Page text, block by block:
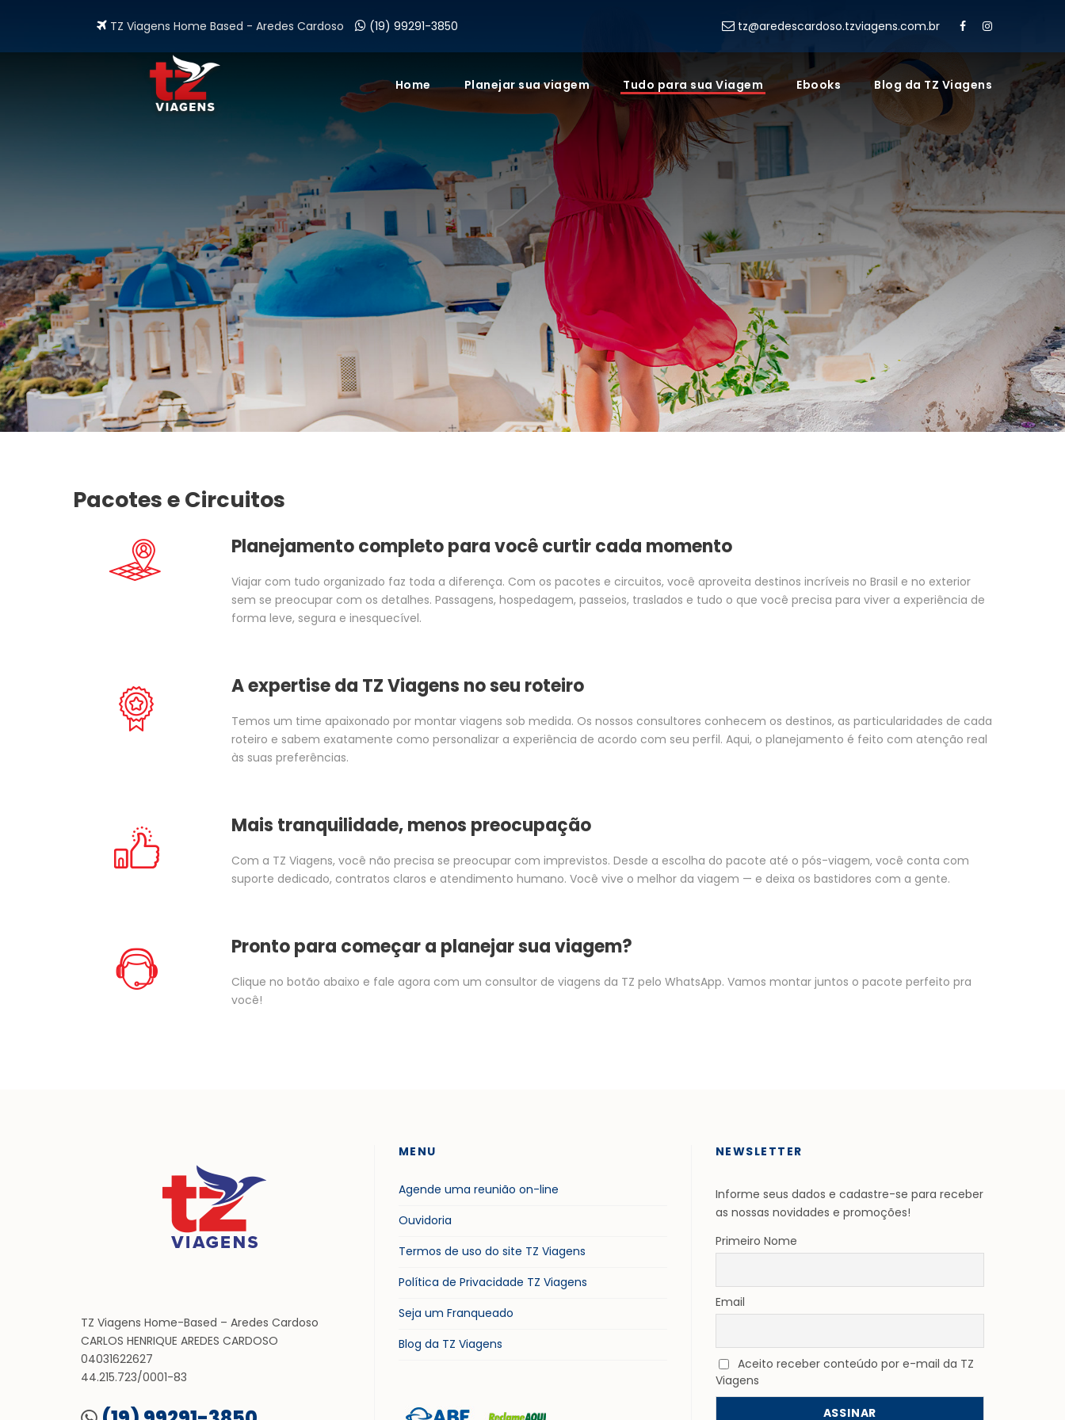
TZ Viagens Home Based - Aredes Cardoso (19) 99291-3850 tz@aredescardoso.tzviagens.com.br
Home Planejar sua viagem Tudo para sua Viagem Ebooks Blog da TZ Viagens
Pacotes e Circuitos
Planejamento completo para você curtir cada momento
Viajar com tudo organizado faz toda a diferença. Com os pacotes e circuitos, você aproveita destinos incríveis no Brasil e no exterior
sem se preocupar com os detalhes. Passagens, hospedagem, passeios, traslados e tudo o que você precisa para viver a experiência de
forma leve, segura e inesquecível.
A expertise da TZ Viagens no seu roteiro
Temos um time apaixonado por montar viagens sob medida. Os nossos consultores conhecem os destinos, as particularidades de cada
roteiro e sabem exatamente como personalizar a experiência de acordo com seu perfil. Aqui, o planejamento é feito com atenção real
às suas preferências.
Mais tranquilidade, menos preocupação
Com a TZ Viagens, você não precisa se preocupar com imprevistos. Desde a escolha do pacote até o pós-viagem, você conta com
suporte dedicado, contratos claros e atendimento humano. Você vive o melhor da viagem — e deixa os bastidores com a gente.
Pronto para começar a planejar sua viagem?
Clique no botão abaixo e fale agora com um consultor de viagens da TZ pelo WhatsApp. Vamos montar juntos o pacote perfeito pra
você!
TZ Viagens Home-Based – Aredes Cardoso
CARLOS HENRIQUE AREDES CARDOSO
04031622627
44.215.723/0001-83
MENU
Agende uma reunião on-line
Ouvidoria
Termos de uso do site TZ Viagens
Política de Privacidade TZ Viagens
Seja um Franqueado
Blog da TZ Viagens
NEWSLETTER
Informe seus dados e cadastre-se para receber
as nossas novidades e promoções!
Primeiro Nome
Email
Aceito receber conteúdo por e-mail da TZ
Viagens